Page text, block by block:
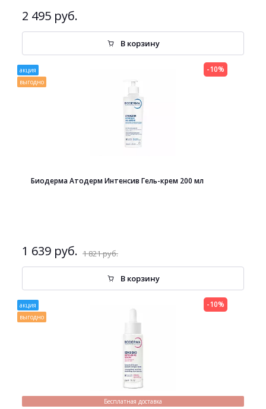
2 495 руб.
В корзину
акция
выгодно
Биодерма Атодерм Интенсив Гель-крем 200 мл
1 639 руб. 1 821 руб.
-10%
В корзину
акция
выгодно
Бесплатная доставка
-10%